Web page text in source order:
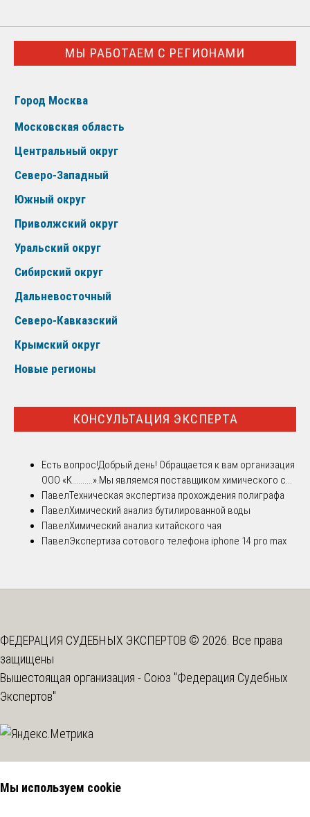
МЫ РАБОТАЕМ С РЕГИОНАМИ
Город Москва
Московская область
Центральный округ
Северо-Западный
Южный округ
Приволжский округ
Уральский округ
Сибирский округ
Дальневосточный
Северо-Кавказский
Крымский округ
Новые регионы
КОНСУЛЬТАЦИЯ ЭКСПЕРТА
Есть вопрос!Добрый день! Обращается к вам организация
ООО «К..........».Мы являемся поставщиком химического с...
ПавелТехническая экспертиза прохождения полиграфа
ПавелХимический анализ бутилированной воды
ПавелХимический анализ китайского чая
ПавелЭкспертиза сотового телефона iphone 14 pro max
ФЕДЕРАЦИЯ СУДЕБНЫХ ЭКСПЕРТОВ © 2026. Все права
защищены
Вышестоящая организация - Союз "Федерация Судебных
Экспертов"
Мы используем cookie